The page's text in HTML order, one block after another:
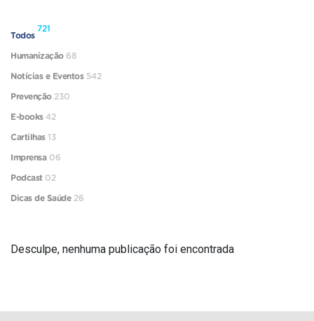
Desculpe, nenhuma publicação foi encontrada
Todos
721
Humanização 68
Notícias e Eventos 542
Prevenção 230
E-books 42
Cartilhas13
Imprensa 06
Podcast 02
Dicas de Saúde 26